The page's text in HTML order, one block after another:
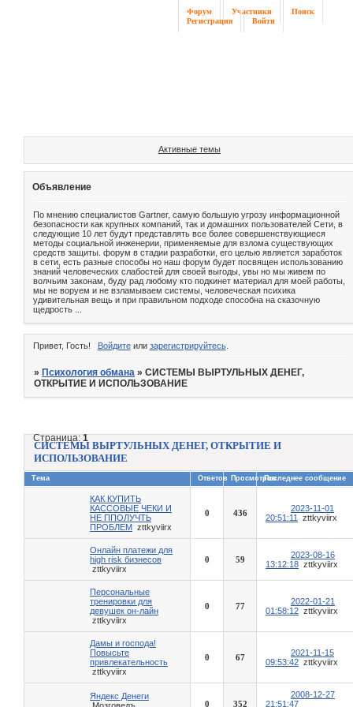
Форум Участники
Поиск
Регистрация
Войти
Активные темы
Объявление
По мнению специалистов Gartner, самую большую угрозу информационной
безопасности как крупных компаний, так и домашних пользователей Сети, в
следующие 10 лет будут представлять все более совершенствующиеся
методы социальной инженерии, применяемые для взлома существующих
средств защиты. форум в стадии разработки, его целью является заработок
в сети, есть разные способы но наш форум будет посвящен использованию
знаний человеческих слабостей для своей выгоды, увы но мы живем по
волчьим законам, буду рад любому кто подкинет материал для моей работы,
мы не воруем и не взламываем системы, человеческая психика
удивительная вещь и при правильном подходе способна на сказочную
щедрость ...
Привет, Гость! Войдитеили зарегистрируйтесь.
» Психология обмана »СИСТЕМЫ ВЫРТУЛЬНЫХ ДЕНЕГ,
ОТКРЫТИЕ И ИСПОЛЬЗОВАНИЕ
СИСТЕМЫ ВЫРТУЛЬНЫХ ДЕНЕГ, ОТКРЫТИЕ И
ИСПОЛЬЗОВАНИЕ
Страница:1
Тема Ответов ПросмотровПоследнее сообщение
КАК КУПИТЬ
КАССОВЫЕ ЧЕКИ И
НЕ ППОЛУЧТЬ
ПРОБЛЕМ zttkyviirx
0 436
2023-11-01
20:51:11
zttkyviirx
Онлайн платежи для
high risk бизнесов
zttkyviirx
0 59
2023-08-16
13:12:18 zttkyviirx
Персональные
тренировки для
девушек он-лайн
zttkyviirx
0 77
2022-01-21
01:58:12 zttkyviirx
Дамы и господа!
Повысьте
привлекательность
zttkyviirx
0 67
2021-11-15
09:53:42 zttkyviirx
Яндекс Денеги
0 352
2008-12-27
21:51:47